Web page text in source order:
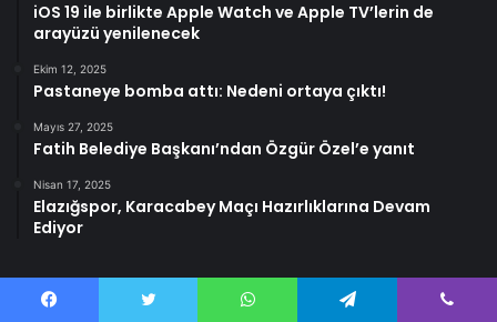
iOS 19 ile birlikte Apple Watch ve Apple TV’lerin de
arayüzü yenilenecek
Ekim 12, 2025
Pastaneye bomba attı: Nedeni ortaya çıktı!
Mayıs 27, 2025
Fatih Belediye Başkanı’ndan Özgür Özel’e yanıt
Nisan 17, 2025
Elazığspor, Karacabey Maçı Hazırlıklarına Devam
Ediyor